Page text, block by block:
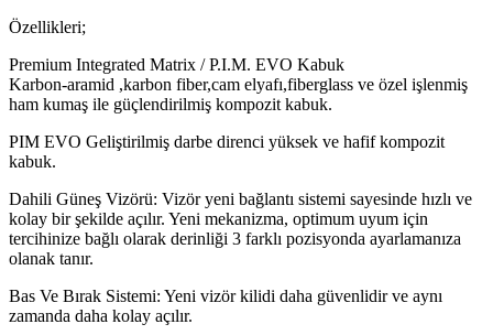
Özellikleri;
Premium Integrated Matrix / P.I.M. EVO Kabuk
Karbon-aramid ,karbon fiber,cam elyafı,fiberglass ve özel işlenmiş
ham kumaş ile güçlendirilmiş kompozit kabuk.
PIM EVO Geliştirilmiş darbe direnci yüksek ve hafif kompozit
kabuk.
Dahili Güneş Vizörü: Vizör yeni bağlantı sistemi sayesinde hızlı ve
kolay bir şekilde açılır. Yeni mekanizma, optimum uyum için
tercihinize bağlı olarak derinliği 3 farklı pozisyonda ayarlamanıza
olanak tanır.
Bas Ve Bırak Sistemi: Yeni vizör kilidi daha güvenlidir ve aynı
zamanda daha kolay açılır.